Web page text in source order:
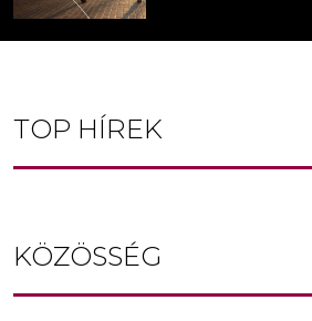
TOP HÍREK
KÖZÖSSÉG